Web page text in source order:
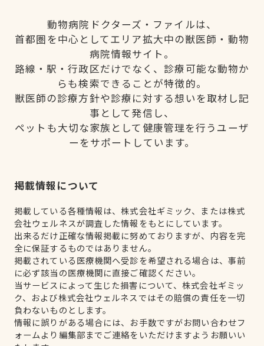
動物病院ドクターズ・ファイルは、
首都圏を中心としてエリア拡大中の獣医師・動物
病院情報サイト。
路線・駅・行政区だけでなく、診療可能な動物か
らも検索できることが特徴的。
獣医師の診療方針や診療に対する想いを取材し記
事として発信し、
ペットも大切な家族として健康管理を行うユーザ
ーをサポートしています。
掲載情報について
掲載している各種情報は、株式会社ギミック、または株式
会社ウェルネスが調査した情報をもとにしています。
出来るだけ正確な情報掲載に努めておりますが、内容を完
全に保証するものではありません。
掲載されている医療機関へ受診を希望される場合は、事前
に必ず該当の医療機関に直接ご確認ください。
当サービスによって生じた損害について、株式会社ギミッ
ク、および株式会社ウェルネスではその賠償の責任を一切
負わないものとします。
情報に誤りがある場合には、お手数ですがお問い合わせフ
ォームより編集部までご連絡をいただけますようお願いい